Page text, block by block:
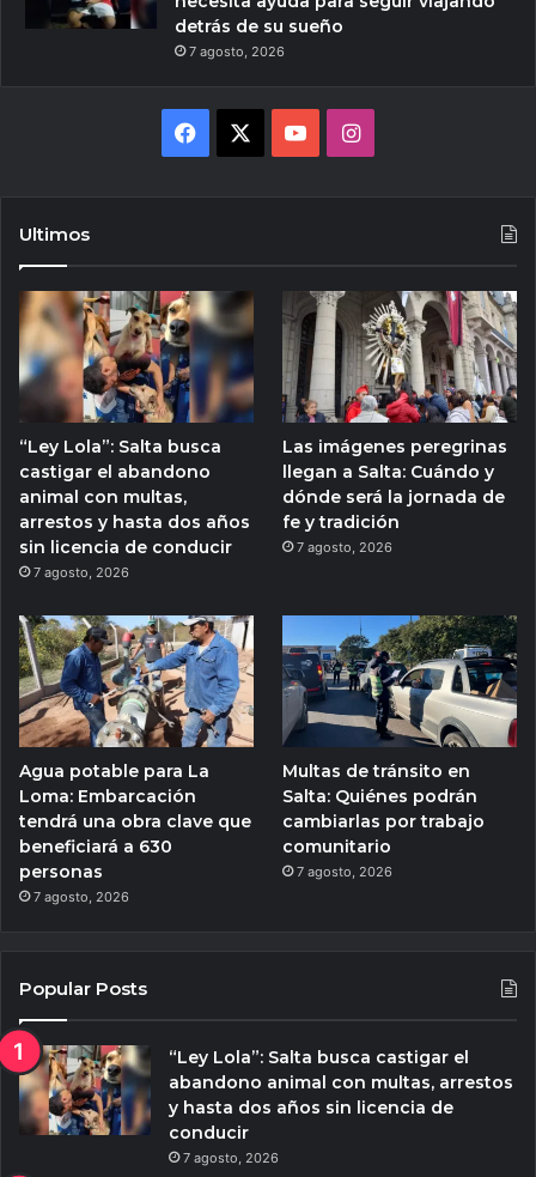
detrás de su sueño
7 agosto, 2026
Facebook YouTubeInstagram
Ultimos
“Ley Lola”: Salta busca
castigar el abandono
animal con multas,
arrestos y hasta dos años
sin licencia de conducir
7 agosto, 2026
Las imágenes peregrinas
llegan a Salta: Cuándo y
dónde será la jornada de
fe y tradición
7 agosto, 2026
Agua potable para La
Loma: Embarcación
tendrá una obra clave que
beneficiará a 630
personas
7 agosto, 2026
Multas de tránsito en
Salta: Quiénes podrán
cambiarlas por trabajo
comunitario
7 agosto, 2026
Popular Posts
“Ley Lola”: Salta busca castigar el
abandono animal con multas, arrestos
y hasta dos años sin licencia de
conducir
7 agosto, 2026